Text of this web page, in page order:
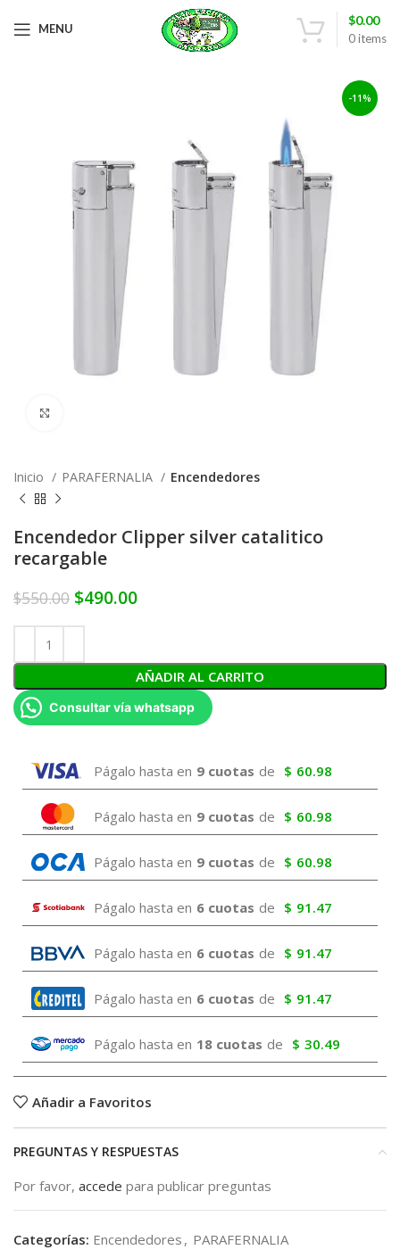
MENU
0items
$0.00
-11%
Inicio PARAFERNALIA Encendedores
Encendedor Clipper silver catalitico
recargable
$550.00 $490.00
AÑADIR AL CARRITO
Consultar vía whatsapp
Págalo hasta en 9 cuotas de $ 60.98
Págalo hasta en 9 cuotas de $ 60.98
Págalo hasta en 9 cuotas de $ 60.98
Págalo hasta en 6 cuotas de $ 91.47
Págalo hasta en 6 cuotas de $ 91.47
Págalo hasta en 6 cuotas de $ 91.47
Págalo hasta en 18 cuotas de $ 30.49
Añadir a Favoritos
PREGUNTAS Y RESPUESTAS
Por favor, accede para publicar preguntas
Categorías: Encendedores , PARAFERNALIA